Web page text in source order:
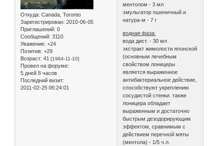
Откуда: Canada, Toronto
Зарегистрирован: 2010-06-05
Приглашений: 0
Сообщений: 3110
Уважение: +24
Позитив: +29
Возраст: 41 [1984-11-10]
Провел на форуме:
5 дней 8 часов
Последний визит:
2011-02-25 06:24:01
ментолом - 3 мл
эмульгатор пшеничный и
натура-м - 7 г
водная фаза:
вода дист. - 30 мл
экстракт жимолости японской
(основным лечебным
свойством лоницеры
является выраженное
антибактериальное действие,
способствуют укреплению
сосудистой стенки. также
лоницера обладает
выраженным и достаточно
быстрым дезодорирующим
эффектом, сравнимым с
действием перечной мяты
(ментола) - 1/5 ч.л.